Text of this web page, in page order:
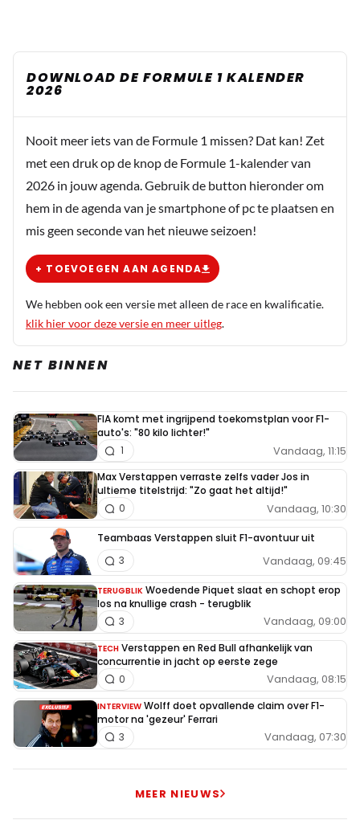
DOWNLOAD DE FORMULE 1 KALENDER
2026
Nooit meer iets van de Formule 1 missen? Dat kan! Zet
met een druk op de knop de Formule 1-kalender van
2026 in jouw agenda. Gebruik de button hieronder om
hem in de agenda van je smartphone of pc te plaatsen en
mis geen seconde van het nieuwe seizoen!
+ TOEVOEGEN AAN AGENDA
We hebben ook een versie met alleen de race en kwalificatie.
klik hier voor deze versie en meer uitleg.
NET BINNEN
FIA komt met ingrijpend toekomstplan voor F1-
auto's: "80 kilo lichter!"
Vandaag, 11:15
1
Max Verstappen verraste zelfs vader Jos in
ultieme titelstrijd: "Zo gaat het altijd!"
Vandaag, 10:30
0
Teambaas Verstappen sluit F1-avontuur uit
Vandaag, 09:45
3
TERUGBLIK Woedende Piquet slaat en schopt erop
los na knullige crash - terugblik
Vandaag, 09:00
3
TECH Verstappen en Red Bull afhankelijk van
concurrentie in jacht op eerste zege
Vandaag, 08:15
0
INTERVIEW Wolff doet opvallende claim over F1-
motor na 'gezeur' Ferrari
Vandaag, 07:30
3
MEER NIEUWS